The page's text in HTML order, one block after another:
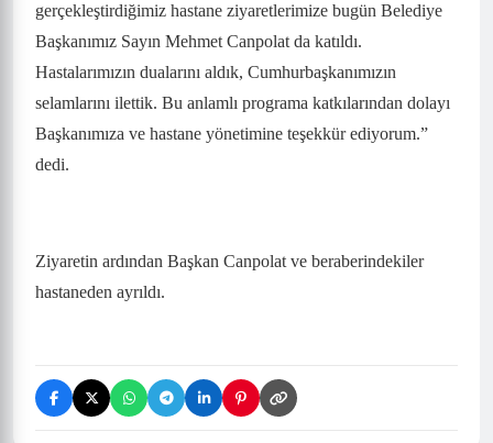
gerçekleştirdiğimiz hastane ziyaretlerimize bugün Belediye
Başkanımız Sayın Mehmet Canpolat da katıldı.
Hastalarımızın dualarını aldık, Cumhurbaşkanımızın
selamlarını ilettik. Bu anlamlı programa katkılarından dolayı
Başkanımıza ve hastane yönetimine teşekkür ediyorum.”
dedi.
Ziyaretin ardından Başkan Canpolat ve beraberindekiler
hastaneden ayrıldı.